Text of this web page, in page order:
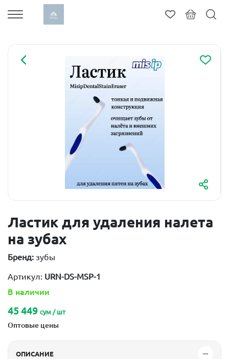
Ластик для удаления налета
на зубах
Бренд: зубы
Артикул: URN-DS-MSP-1
В наличии
45 449 сум / шт
Оптовые цены
ОПИСАНИЕ